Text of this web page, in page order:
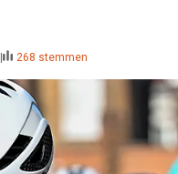
268 stemmen